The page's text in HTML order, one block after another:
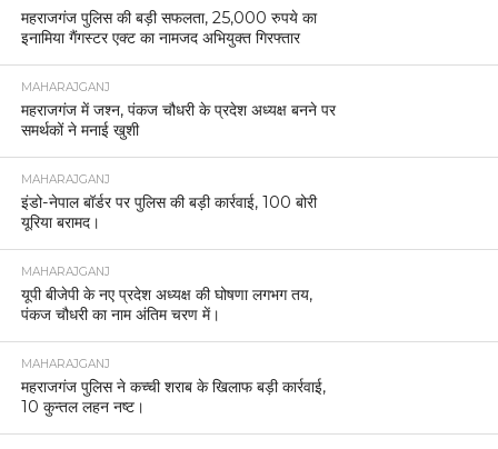
महराजगंज पुलिस की बड़ी सफलता, 25,000 रुपये का
इनामिया गैंगस्टर एक्ट का नामजद अभियुक्त गिरफ्तार
MAHARAJGANJ
महराजगंज में जश्न, पंकज चौधरी के प्रदेश अध्यक्ष बनने पर
समर्थकों ने मनाई खुशी
MAHARAJGANJ
इंडो-नेपाल बॉर्डर पर पुलिस की बड़ी कार्रवाई, 100 बोरी
यूरिया बरामद।
MAHARAJGANJ
यूपी बीजेपी के नए प्रदेश अध्यक्ष की घोषणा लगभग तय,
पंकज चौधरी का नाम अंतिम चरण में।
MAHARAJGANJ
महराजगंज पुलिस ने कच्ची शराब के खिलाफ बड़ी कार्रवाई,
10 कुन्तल लहन नष्ट।